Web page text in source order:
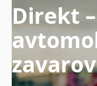
Direkt